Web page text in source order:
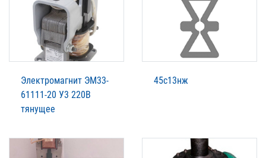
Электромагнит ЭМ33-
61111-20 У3 220В
тянущее
45с13нж